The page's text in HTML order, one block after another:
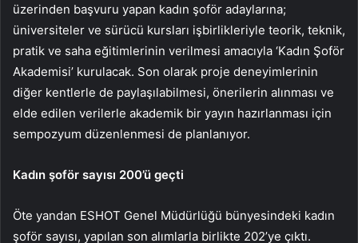
üzerinden başvuru yapan kadın şoför adaylarına;
üniversiteler ve sürücü kursları işbirlikleriyle teorik, teknik,
pratik ve saha eğitimlerinin verilmesi amacıyla ‘Kadın Şoför
Akademisi’ kurulacak. Son olarak proje deneyimlerinin
diğer kentlerle de paylaşılabilmesi, önerilerin alınması ve
elde edilen verilerle akademik bir yayın hazırlanması için
sempozyum düzenlenmesi de planlanıyor.
Kadın şoför sayısı 200’ü geçti
Öte yandan ESHOT Genel Müdürlüğü bünyesindeki kadın
şoför sayısı, yapılan son alımlarla birlikte 202’ye çıktı.